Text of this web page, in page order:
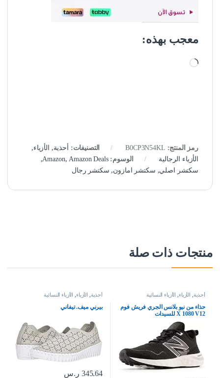
معجب بهذه:
جاري التحميل…
رمز المنتج: B0CP3N54KL التصنيفات: أحذية, الأزياء,
الأزياء الرجالية
الوسوم: Amazon, Amazon Deals
,
سكتشر اصلي, سكتشر امازون, سكتشر رجال
منتجات ذات صلة
أحذية الأزياء الأزياء النسائية
حذاء من نيو بلانس الجري فريش فوم
X 1080 V12 للسيدات
أحذية الأزياء الأزياء النسائية
بيرني ميف. تيفاني
345.64 ر.س